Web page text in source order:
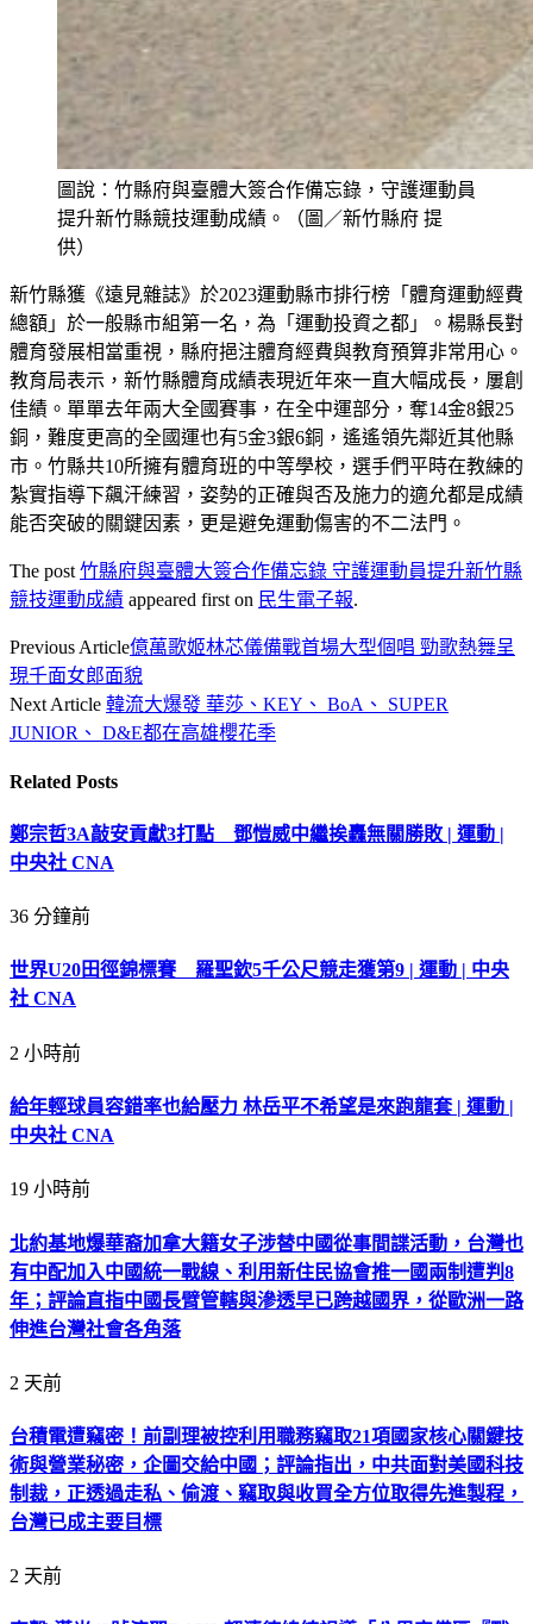
圖說：竹縣府與臺體大簽合作備忘錄，守護運動員
提升新竹縣競技運動成績。（圖／新竹縣府 提
供）
新竹縣獲《遠見雜誌》於2023運動縣市排行榜「體育運動經費
總額」於一般縣市組第一名，為「運動投資之都」。楊縣長對
體育發展相當重視，縣府挹注體育經費與教育預算非常用心。
教育局表示，新竹縣體育成績表現近年來一直大幅成長，屢創
佳績。單單去年兩大全國賽事，在全中運部分，奪14金8銀25
銅，難度更高的全國運也有5金3銀6銅，遙遙領先鄰近其他縣
市。竹縣共10所擁有體育班的中等學校，選手們平時在教練的
紮實指導下飆汗練習，姿勢的正確與否及施力的適允都是成績
能否突破的關鍵因素，更是避免運動傷害的不二法門。
The post竹縣府與臺體大簽合作備忘錄 守護運動員提升新竹縣
競技運動成績 appeared first on 民生電子報.
Previous Article億萬歌姬林芯儀備戰首場大型個唱 勁歌熱舞呈
現千面女郎面貌
Next Article 韓流大爆發 華莎、KEY、 BoA、 SUPER
JUNIOR、 D&E都在高雄櫻花季
Related Posts
鄭宗哲3A敲安貢獻3打點 鄧愷威中繼挨轟無關勝敗 | 運動 |
中央社 CNA
36 分鐘前
世界U20田徑錦標賽 羅聖欽5千公尺競走獲第9 | 運動 | 中央
社 CNA
2 小時前
給年輕球員容錯率也給壓力 林岳平不希望是來跑龍套 | 運動 |
中央社 CNA
19 小時前
北約基地爆華裔加拿大籍女子涉替中國從事間諜活動，台灣也
有中配加入中國統一戰線、利用新住民協會推一國兩制遭判8
年；評論直指中國長臂管轄與滲透早已跨越國界，從歐洲一路
伸進台灣社會各角落
2 天前
台積電遭竊密！前副理被控利用職務竊取21項國家核心關鍵技
術與營業秘密，企圖交給中國；評論指出，中共面對美國科技
制裁，正透過走私、偷渡、竊取與收買全方位取得先進製程，
台灣已成主要目標
2 天前